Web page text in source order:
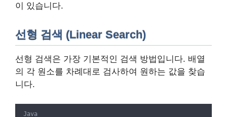
이 있습니다.
선형 검색 (Linear Search)
선형 검색은 가장 기본적인 검색 방법입니다. 배열
의 각 원소를 차례대로 검사하여 원하는 값을 찾습
니다.
Java